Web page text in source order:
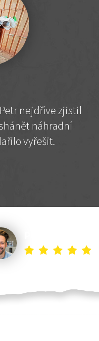
nejdříve zjistil
náhradní
vyřešit.